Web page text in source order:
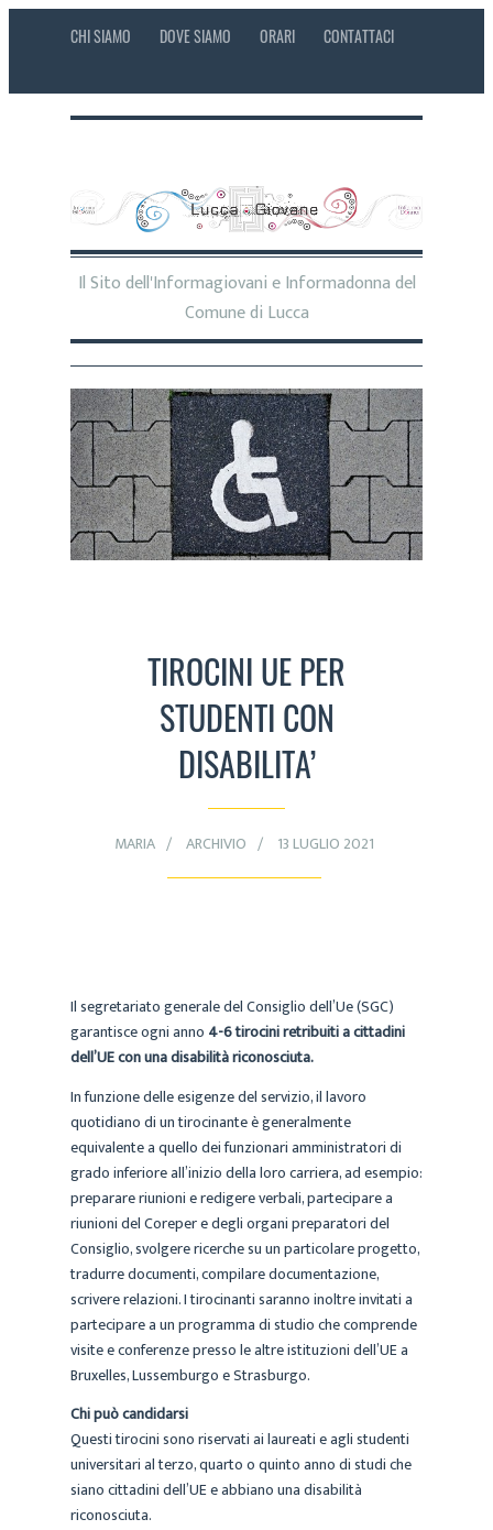
CHI SIAMO DOVE SIAMO ORARI CONTATTACI
Il Sito dell'Informagiovani e Informadonna del
Comune di Lucca
TIROCINI UE PER
STUDENTI CON
DISABILITA’
MARIA ARCHIVIO 13 LUGLIO 2021
Il segretariato generale del Consiglio dell’Ue (SGC)
garantisce ogni anno 4-6 tirocini retribuiti a cittadini
dell’UE con una disabilità riconosciuta.
In funzione delle esigenze del servizio, il lavoro
quotidiano di un tirocinante è generalmente
equivalente a quello dei funzionari amministratori di
grado inferiore all’inizio della loro carriera, ad esempio:
preparare riunioni e redigere verbali, partecipare a
riunioni del Coreper e degli organi preparatori del
Consiglio, svolgere ricerche su un particolare progetto,
tradurre documenti, compilare documentazione,
scrivere relazioni. I tirocinanti saranno inoltre invitati a
partecipare a un programma di studio che comprende
visite e conferenze presso le altre istituzioni dell’UE a
Bruxelles, Lussemburgo e Strasburgo.
Chi può candidarsi
Questi tirocini sono riservati ai laureati e agli studenti
universitari al terzo, quarto o quinto anno di studi che
siano cittadini dell’UE e abbiano una disabilità
riconosciuta.